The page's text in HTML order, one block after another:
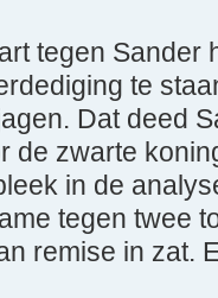
tegen Sander
te
Dat deed
de zwarte
in de
tegen twee
remise in zat.